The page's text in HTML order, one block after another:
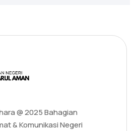
@ 2025 Bahagian
& Komunikasi Negeri